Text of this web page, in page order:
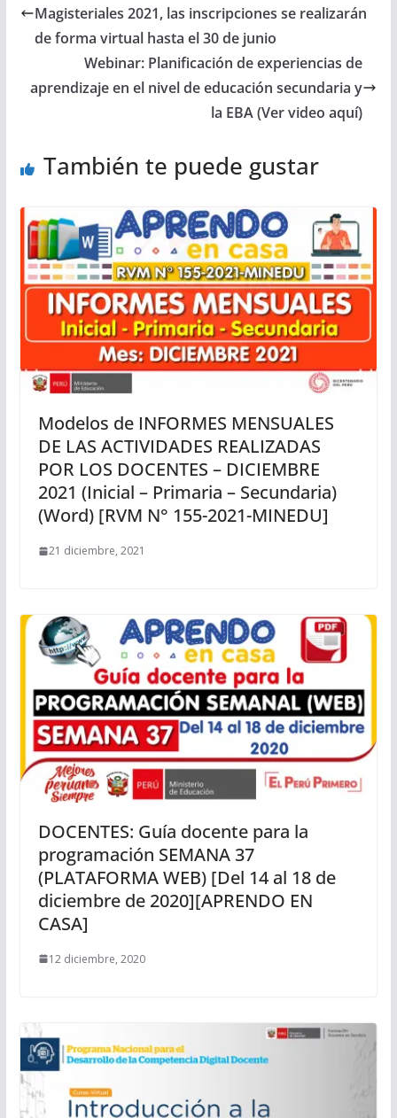
Magisteriales 2021, las inscripciones se realizarán
de forma virtual hasta el 30 de junio
Webinar: Planificación de experiencias de
aprendizaje en el nivel de educación secundaria y
la EBA (Ver video aquí)
También te puede gustar
Modelos de INFORMES MENSUALES
DE LAS ACTIVIDADES REALIZADAS
POR LOS DOCENTES – DICIEMBRE
2021 (Inicial – Primaria – Secundaria)
(Word) [RVM N° 155-2021-MINEDU]
21 diciembre, 2021
DOCENTES: Guía docente para la
programación SEMANA 37
(PLATAFORMA WEB) [Del 14 al 18 de
diciembre de 2020][APRENDO EN
CASA]
12 diciembre, 2020